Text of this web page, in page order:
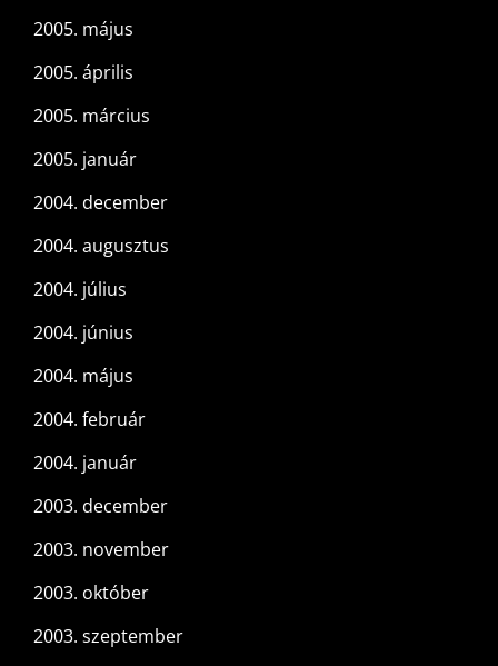
2005. május
2005. április
2005. március
2005. január
2004. december
2004. augusztus
2004. július
2004. június
2004. május
2004. február
2004. január
2003. december
2003. november
2003. október
2003. szeptember